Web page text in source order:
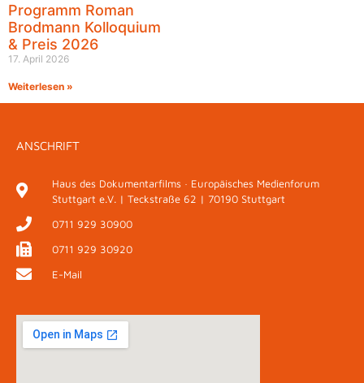
Programm Roman
Brodmann Kolloquium
& Preis 2026
17. April 2026
Weiterlesen »
ANSCHRIFT
Haus des Dokumentarfilms · Europäisches Medienforum
Stuttgart e.V. | Teckstraße 62 | 70190 Stuttgart
0711 929 30900
0711 929 30920
E-Mail